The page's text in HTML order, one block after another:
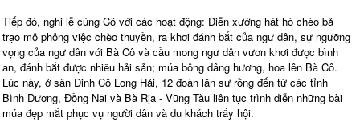
Tiếp đó, nghi lễ cúng Cô với các hoạt động: Diễn xướng hát hò chèo bả
trạo mô phỏng việc chèo thuyền, ra khơi đánh bắt của ngư dân, sự ngưỡng
vọng của ngư dân với Bà Cô và cầu mong ngư dân vươn khơi được bình
an, đánh bắt được nhiều hải sản; múa bông dâng hương, hoa lên Bà Cô.
Lúc này, ở sân Dinh Cô Long Hải, 12 đoàn lân sư rồng đến từ các tỉnh
Bình Dương, Đồng Nai và Bà Rịa - Vũng Tàu liên tục trình diễn những bài
múa đẹp mắt phục vụ người dân và du khách trẩy hội.